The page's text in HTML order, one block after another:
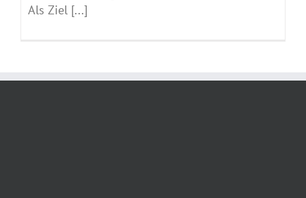
Als Ziel [...]